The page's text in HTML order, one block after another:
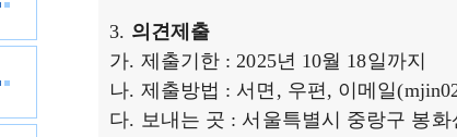
의견제출
가. 제출기한 : 2025년 10월 18일까지
나. 제출방법 : 서면, 우편, 이메일
다. 보내는 곳 : 서울특별시 중랑구 봉